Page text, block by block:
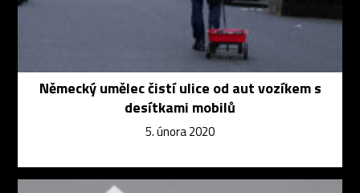
Německý umělec čistí ulice od aut vozíkem s
desítkami mobilů
5. února 2020